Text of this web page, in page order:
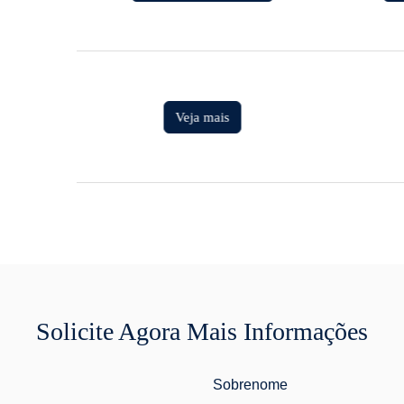
Veja mais
Solicite Agora Mais Informações
Sobrenome